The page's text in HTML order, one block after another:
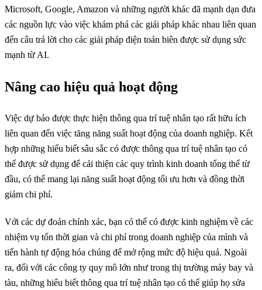
Microsoft, Google, Amazon và những người khác đã mạnh dạn đưa
các nguồn lực vào việc khám phá các giải pháp khác nhau liên quan
đến câu trả lời cho các giải pháp điện toán biên được sử dụng sức
mạnh từ AI.
Nâng cao hiệu quả hoạt động
Việc dự báo được thực hiện thông qua trí tuệ nhân tạo rất hữu ích
liên quan đến việc tăng năng suất hoạt động của doanh nghiệp. Kết
hợp những hiểu biết sâu sắc có được thông qua trí tuệ nhân tạo có
thể được sử dụng để cải thiện các quy trình kinh doanh tổng thể từ
đầu, có thể mang lại năng suất hoạt động tối ưu hơn và đồng thời
giảm chi phí.
Với các dự đoán chính xác, bạn có thể có được kinh nghiệm về các
nhiệm vụ tốn thời gian và chi phí trong doanh nghiệp của mình và
tiến hành tự động hóa chúng để mở rộng mức độ hiệu quả. Ngoài
ra, đối với các công ty quy mô lớn như trong thị trường máy bay và
tàu, những hiểu biết thông qua trí tuệ nhân tạo có thể giúp họ sửa